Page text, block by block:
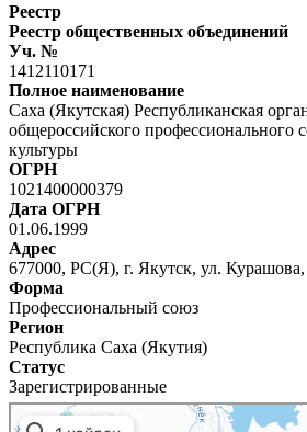
Реестр
Реестр общественных объединений
Уч. №
1412110171
Полное наименование
Саха (Якутская) Республиканская
общероссийского профессионального
культуры
ОГРН
1021400000379
Дата ОГРН
01.06.1999
Адрес
677000, РС(Я), г. Якутск, ул.
Форма
Профессиональный союз
Регион
Республика Саха (Якутия)
Статус
Зарегистрированные